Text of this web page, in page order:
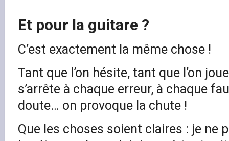
Et pour la guitare ?
C’est exactement la même chose !
Tant que l’on hésite, tant que l’on
s’arrête à chaque erreur, à chaque
doute… on provoque la chute !
Que les choses soient claires : je ne